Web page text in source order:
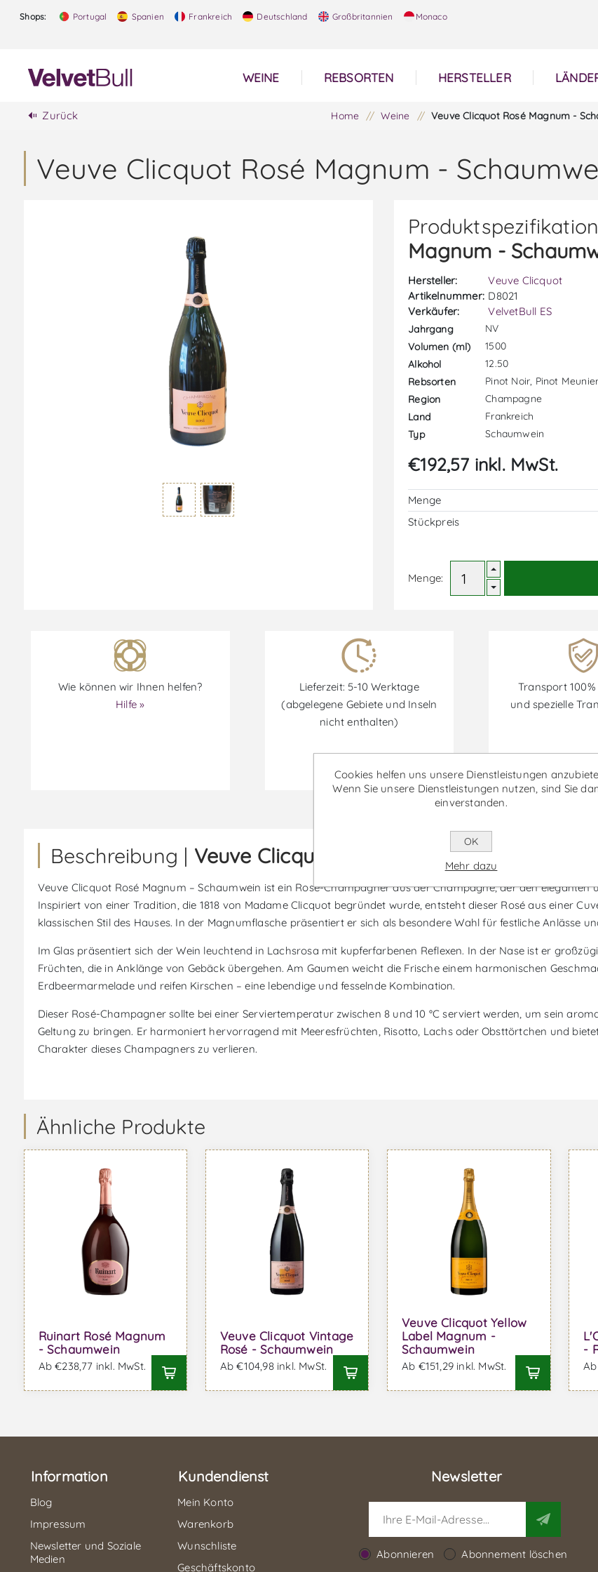
Shops: Portugal Spanien Frankreich Deutschland Großbritannien Monaco
WEINE REBSORTEN HERSTELLER
Zurück Home / Weine / Veuve Clicquot Rosé Magnum -
Veuve Clicquot Rosé Magnum -
Magnum -
Hersteller:
Veuve Clicquot
Artikelnummer: D8021
Verkäufer:
VelvetBull ES
Jahrgang
NV
Volumen (ml)
1500
Alkohol
12.50
Rebsorten
Pinot Noir, Pinot
Region
Champagne
Land
Frankreich
Typ
Schaumwein
€192,57 inkl. MwSt.
Menge
Stückpreis
Menge:
Wie können wir Ihnen helfen?
Hilfe »
Lieferzeit: 5-10 Werktage
(abgelegene Gebiete und Inseln
nicht enthalten)
Transport
und spezielle
Rabatte sind vom 30/06/2026 bis zum 30/09/2026
Beschreibung | Veuve Clicquot Rosé Magnum -
Veuve Clicquot Rosé Magnum – Schaumwein ist ein Rosé-Champagner aus der Champagne, der den
Inspiriert von einer Tradition, die 1818 von Madame Clicquot begründet wurde, entsteht dieser Rosé aus einer
klassischen Stil des Hauses. In der Magnumflasche präsentiert er sich als besondere Wahl für festliche Anlässe
Im Glas präsentiert sich der Wein leuchtend in Lachsrosa mit kupferfarbenen Reflexen. In der Nase ist er
Früchten, die in Anklänge von Gebäck übergehen. Am Gaumen weicht die Frische einem harmonischen
Erdbeermarmelade und reifen Kirschen – eine lebendige und fesselnde Kombination.
Dieser Rosé-Champagner sollte bei einer Serviertemperatur zwischen 8 und 10 °C serviert werden, um sein
Geltung zu bringen. Er harmoniert hervorragend mit Meeresfrüchten, Risotto, Lachs oder Obsttörtchen und
Charakter dieses Champagners zu verlieren.
Ähnliche Produkte
Ruinart Rosé Magnum
- Schaumwein
Ab €238,77 inkl. MwSt.
Veuve Clicquot Vintage
Rosé - Schaumwein
Ab €104,98 inkl. MwSt.
Veuve Clicquot Yellow
Label Magnum -
Schaumwein
Ab €151,29 inkl. MwSt.
-
Information
Blog
Impressum
Newsletter und Soziale
Medien
Kundendienst
Mein Konto
Warenkorb
Wunschliste
Geschäftskonto
Newsletter
Abonnieren Abonnement löschen
Cookies helfen uns unsere Dienstleistungen
Wenn Sie unsere Dienstleistungen nutzen, sind Sie
einverstanden.
OK
Mehr dazu